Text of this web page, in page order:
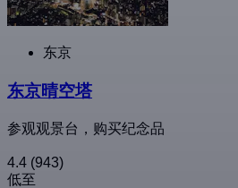
东京
东京晴空塔
参观观景台，购买纪念品
4.4 (943)
低至